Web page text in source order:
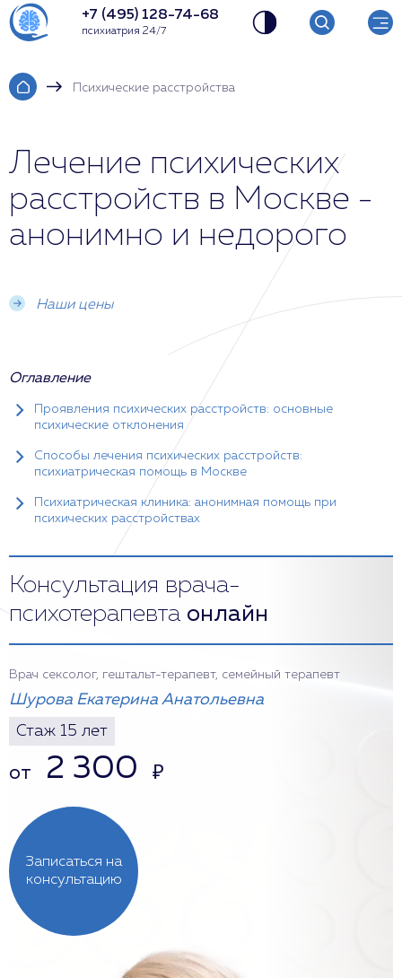
+7 (495) 128-74-68
психиатрия 24/7
Психические расстройства
Лечение психических
расстройств в Москве -
анонимно и недорого
Наши цены
Оглавление
Проявления психических расстройств: основные
психические отклонения
Способы лечения психических расстройств:
психиатрическая помощь в Москве
Психиатрическая клиника: анонимная помощь при
психических расстройствах
Консультация врача-
психотерапевта онлайн
Записаться на
консультацию
Врач сексолог, гештальт-терапевт, семейный терапевт
Шурова Екатерина Анатольевна
Стаж 15 лет
от 2 300 ₽